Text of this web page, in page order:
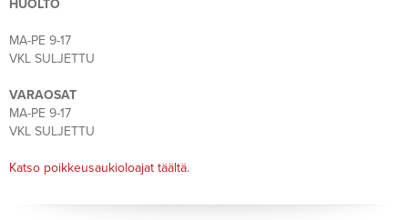
HUOLTO
MA-PE 9-17
VKL SULJETTU
VARAOSAT
MA-PE 9-17
VKL SULJETTU
Katso poikkeusaukioloajat täältä.